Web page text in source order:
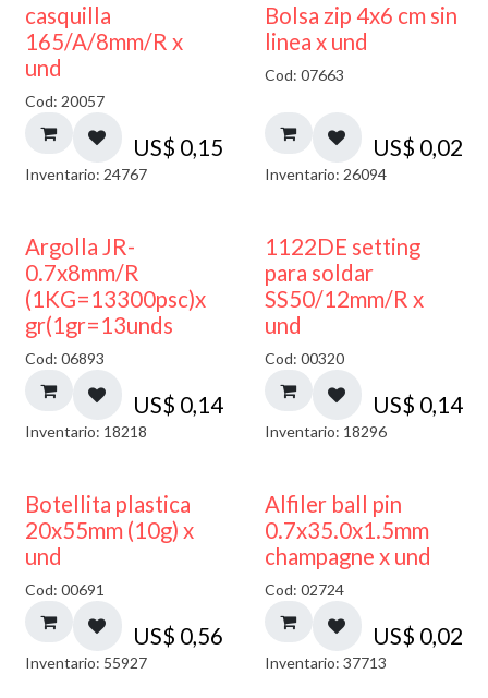
casquilla
165/A/8mm/R x
und
Cod: 20057
US$ 0,15
Inventario: 24767
Bolsa zip 4x6 cm sin
linea x und
Cod: 07663
US$ 0,02
Inventario: 26094
Argolla JR-
0.7x8mm/R
(1KG=13300psc)x
gr(1gr=13unds
Cod: 06893
US$ 0,14
Inventario: 18218
1122DE setting
para soldar
SS50/12mm/R x
und
Cod: 00320
US$ 0,14
Inventario: 18296
Botellita plastica
20x55mm (10g) x
und
Cod: 00691
US$ 0,56
Inventario: 55927
Alfiler ball pin
0.7x35.0x1.5mm
champagne x und
Cod: 02724
US$ 0,02
Inventario: 37713